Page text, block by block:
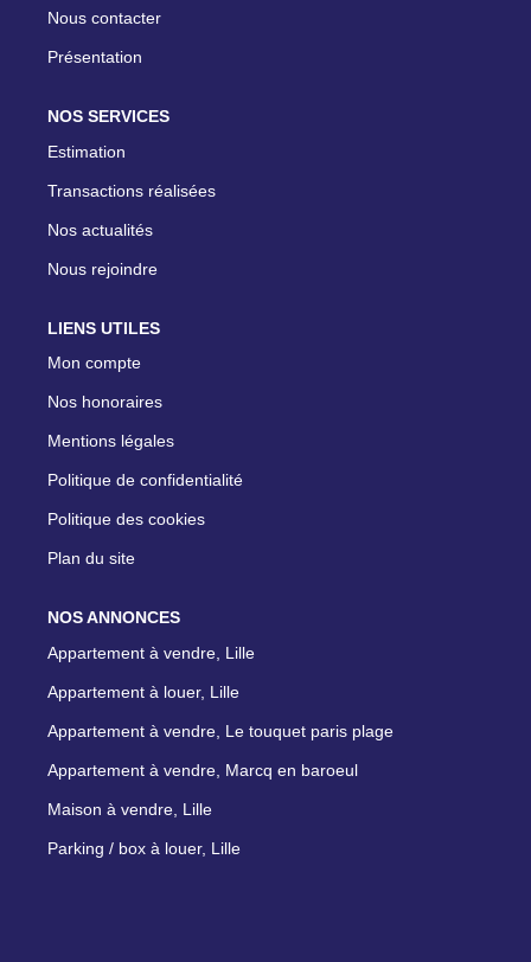
Nous contacter
Présentation
NOS SERVICES
Estimation
Transactions réalisées
Nos actualités
Nous rejoindre
LIENS UTILES
Mon compte
Nos honoraires
Mentions légales
Politique de confidentialité
Politique des cookies
Plan du site
NOS ANNONCES
Appartement à vendre, Lille
Appartement à louer, Lille
Appartement à vendre, Le touquet paris plage
Appartement à vendre, Marcq en baroeul
Maison à vendre, Lille
Parking / box à louer, Lille